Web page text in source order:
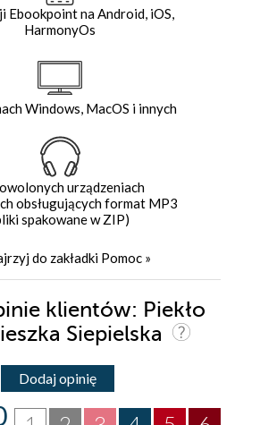
Ebookpoint na Android, iOS,
HarmonyOs
Windows, MacOS i innych
urządzeniach
obsługujących format MP3
spakowane w ZIP)
do zakładki Pomoc »
klientów: Piekło
Siepielska
Dodaj opinię